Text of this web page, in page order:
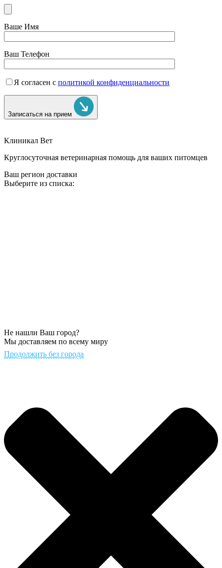
Ваше Имя
Ваш Телефон
Я согласен с политикой конфиденциальности
Записаться на прием
Клиникал Вет
Круглосуточная ветеринарная помощь для ваших питомцев
Ваш регион доставки
Выберите из списка:
Не нашли Ваш город?
Мы доставляем по всему миру
Продолжить без города